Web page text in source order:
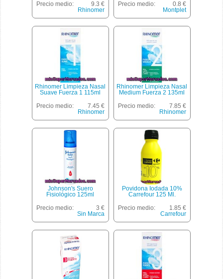
Precio medio:
9.3 €
Rhinomer
Precio medio:
0.8 €
Montplet
Rhinomer Limpieza Nasal
Suave Fuerza 1 115ml
Precio medio:
7.45 €
Rhinomer
Rhinomer Limpieza Nasal
Medium Fuerza 2 135ml
Precio medio:
7.85 €
Rhinomer
Johnson's Suero
Fisiológico 125ml
Precio medio:
3 €
Sin Marca
Povidona Iodada 10%
Carrefour 125 Ml.
Precio medio:
1.85 €
Carrefour